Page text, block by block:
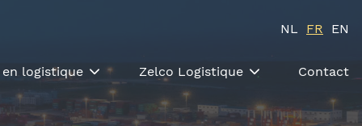
NL FR EN
en logistique Zelco Logistique Contact